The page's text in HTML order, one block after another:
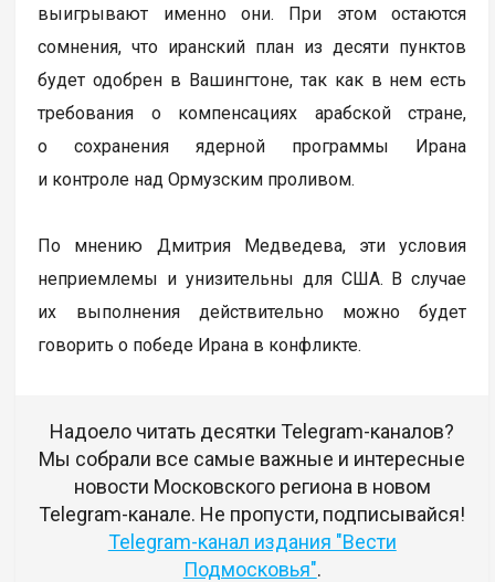
выигрывают именно они. При этом остаются
сомнения, что иранский план из десяти пунктов
будет одобрен в Вашингтоне, так как в нем есть
требования о компенсациях арабской стране,
о сохранения ядерной программы Ирана
и контроле над Ормузским проливом.
По мнению Дмитрия Медведева, эти условия
неприемлемы и унизительны для США. В случае
их выполнения действительно можно будет
говорить о победе Ирана в конфликте.
Надоело читать десятки Telegram-каналов?
Мы собрали все самые важные и интересные
новости Московского региона в новом
Telegram-канале. Не пропусти, подписывайся!
Telegram-канал издания "Вести
Подмосковья".